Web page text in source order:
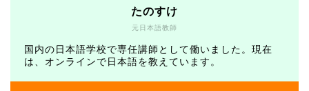
元日本語教師
たのすけ
国内の日本語学校で専任講師として働いました。現在
は、オンラインで日本語を教えています。